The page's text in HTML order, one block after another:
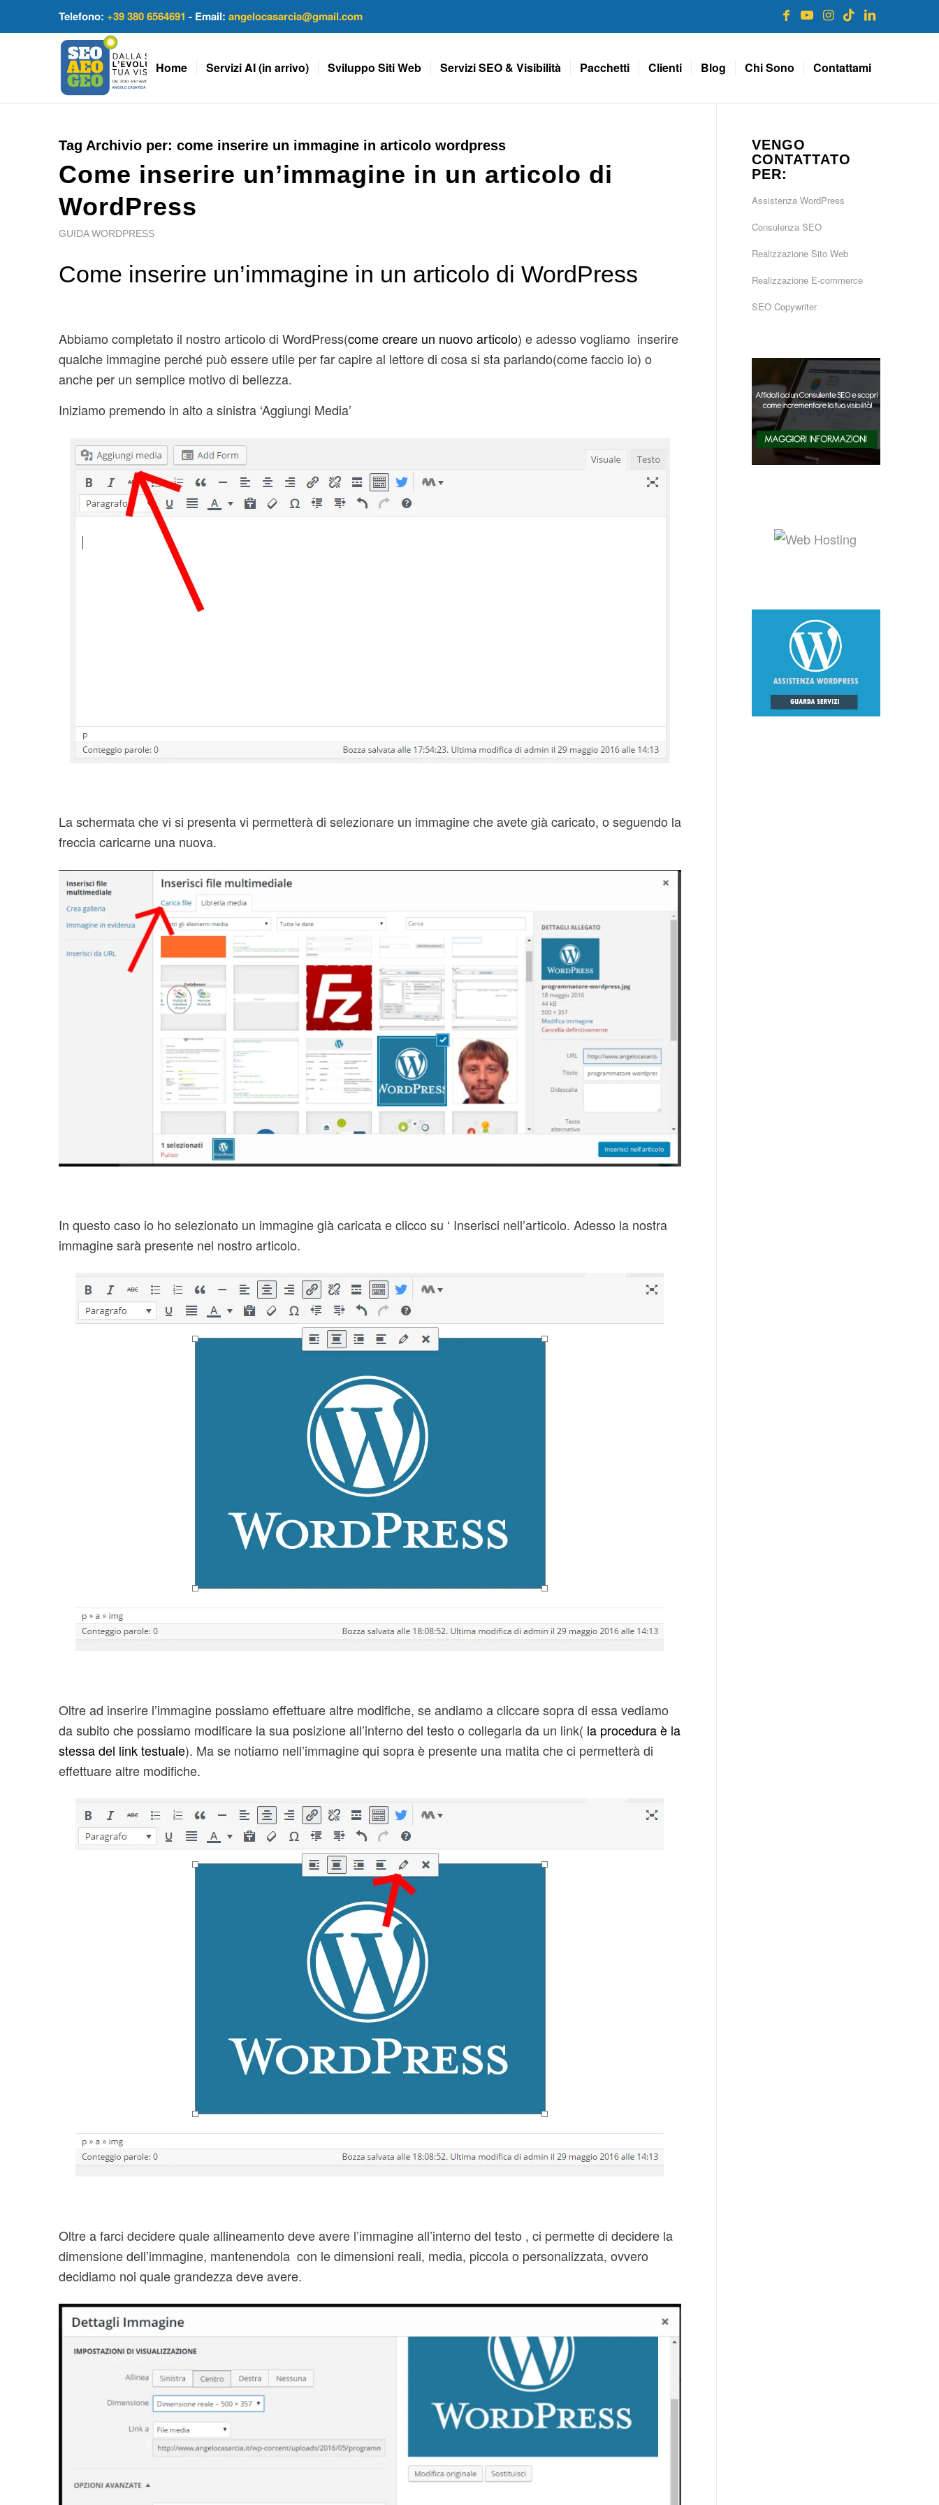
Telefono: +39 380 6564691 - Email: angelocasarcia@gmail.com
Home Servizi AI (in arrivo) Sviluppo Siti Web Servizi SEO & Visibilità Pacchetti Clienti Blog Chi Sono Contattami
Tag Archivio per: come inserire un immagine in articolo wordpress
Come inserire un’immagine in un articolo di
WordPress
GUIDA WORDPRESS
Come inserire un’immagine in un articolo di WordPress
Abbiamo completato il nostro articolo di WordPress(come creare un nuovo articolo) e adesso vogliamo inserire
qualche immagine perché può essere utile per far capire al lettore di cosa si sta parlando(come faccio io) o
anche per un semplice motivo di bellezza.
Iniziamo premendo in alto a sinistra ‘Aggiungi Media’
La schermata che vi si presenta vi permetterà di selezionare un immagine che avete già caricato, o seguendo la
freccia caricarne una nuova.
In questo caso io ho selezionato un immagine già caricata e clicco su ‘ Inserisci nell’articolo. Adesso la nostra
immagine sarà presente nel nostro articolo.
Oltre ad inserire l’immagine possiamo effettuare altre modifiche, se andiamo a cliccare sopra di essa vediamo
da subito che possiamo modificare la sua posizione all’interno del testo o collegarla da un link( la procedura è la
stessa del link testuale). Ma se notiamo nell’immagine qui sopra è presente una matita che ci permetterà di
effettuare altre modifiche.
Oltre a farci decidere quale allineamento deve avere l’immagine all’interno del testo , ci permette di decidere la
dimensione dell’immagine, mantenendola con le dimensioni reali, media, piccola o personalizzata, ovvero
decidiamo noi quale grandezza deve avere.
VENGO
CONTATTATO
PER:
Assistenza WordPress
Consulenza SEO
Realizzazione Sito Web
Realizzazione E-commerce
SEO Copywriter